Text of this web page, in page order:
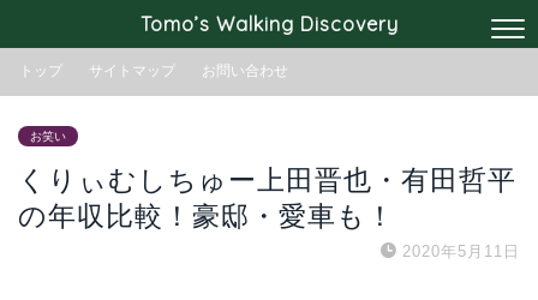
Tomo’s Walking Discovery
トップ サイトマップ お問い合わせ
お笑い
くりぃむしちゅー上田晋也・有田哲平
の年収比較！豪邸・愛車も！
2020年5月11日